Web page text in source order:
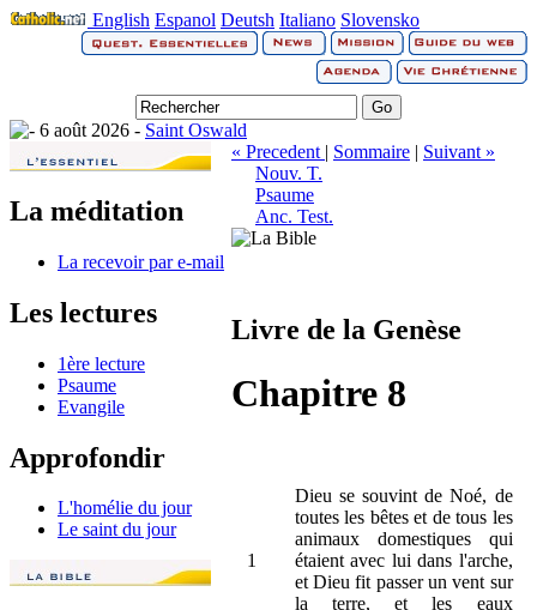
English Espanol Deutsh Italiano Slovensko
6 août 2026 - Saint Oswald
La méditation
La recevoir par e-mail
Les lectures
1ère lecture
Psaume
Evangile
Approfondir
L'homélie du jour
Le saint du jour
« Precedent | Sommaire | Suivant »
Nouv. T.
Psaume
Anc. Test.
Livre de la Genèse
Chapitre 8
1
Dieu se souvint de Noé, de
toutes les bêtes et de tous les
animaux domestiques qui
étaient avec lui dans l'arche,
et Dieu fit passer un vent sur
la terre, et les eaux